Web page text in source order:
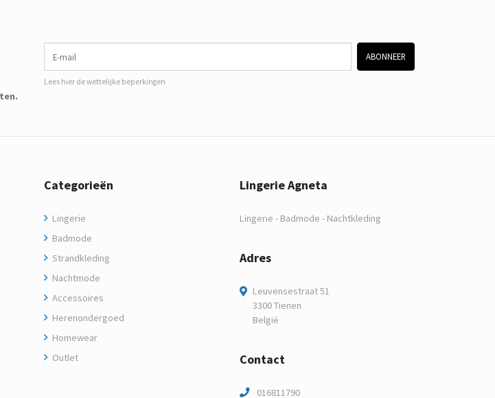
E-mail
ABONNEER
Lees hier de wettelijke beperkingen
Categorieën
Lingerie
Badmode
Strandkleding
Nachtmode
Accessoires
Herenondergoed
Homewear
Outlet
Lingerie Agneta
Lingerie - Badmode - Nachtkleding
Adres
Leuvensestraat 51
3300 Tienen
België
Contact
016811790